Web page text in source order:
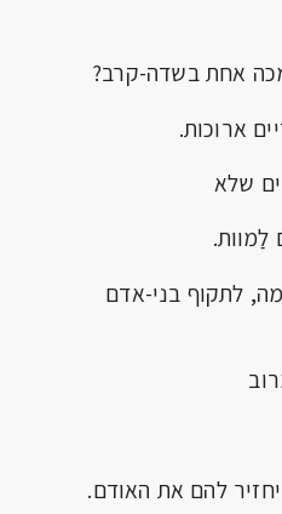
אחת בשדה-קרב?
ארוכות.
שלא
לתקוף בני-אדם
להם את האודם.